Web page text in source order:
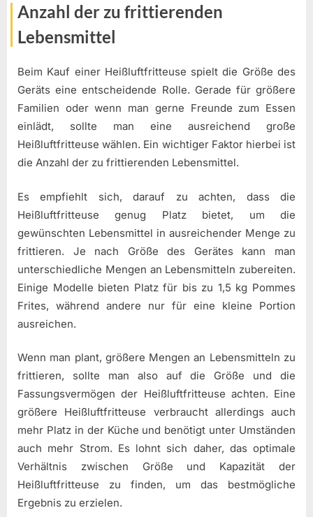
Anzahl der zu frittierenden
Lebensmittel
Beim Kauf einer Heißluftfritteuse spielt die Größe des
Geräts eine entscheidende Rolle. Gerade für größere
Familien oder wenn man gerne Freunde zum Essen
einlädt, sollte man eine ausreichend große
Heißluftfritteuse wählen. Ein wichtiger Faktor hierbei ist
die Anzahl der zu frittierenden Lebensmittel.
Es empfiehlt sich, darauf zu achten, dass die
Heißluftfritteuse genug Platz bietet, um die
gewünschten Lebensmittel in ausreichender Menge zu
frittieren. Je nach Größe des Gerätes kann man
unterschiedliche Mengen an Lebensmitteln zubereiten.
Einige Modelle bieten Platz für bis zu 1,5 kg Pommes
Frites, während andere nur für eine kleine Portion
ausreichen.
Wenn man plant, größere Mengen an Lebensmitteln zu
frittieren, sollte man also auf die Größe und die
Fassungsvermögen der Heißluftfritteuse achten. Eine
größere Heißluftfritteuse verbraucht allerdings auch
mehr Platz in der Küche und benötigt unter Umständen
auch mehr Strom. Es lohnt sich daher, das optimale
Verhältnis zwischen Größe und Kapazität der
Heißluftfritteuse zu finden, um das bestmögliche
Ergebnis zu erzielen.